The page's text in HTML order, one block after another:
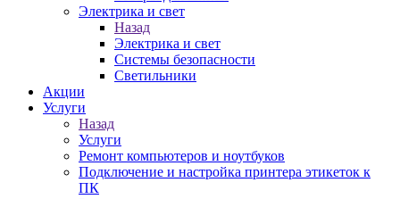
Электрика и свет
Назад
Электрика и свет
Системы безопасности
Светильники
Акции
Услуги
Назад
Услуги
Ремонт компьютеров и ноутбуков
Подключение и настройка принтера этикеток к
ПК